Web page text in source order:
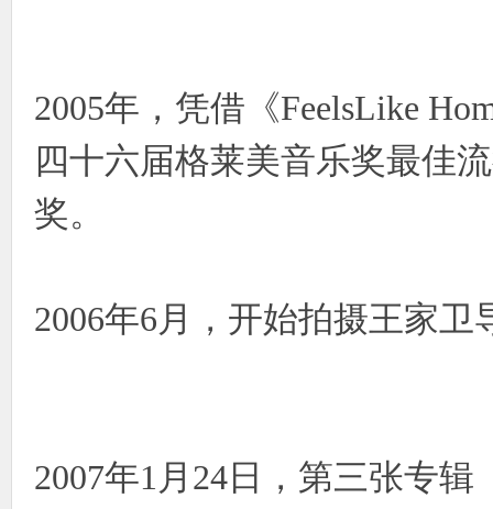
2005年，凭借《FeelsLike
四十六届格莱美音乐奖最佳
奖。
2006年6月，开始拍摄王家
2007年1月24日，第三张专辑